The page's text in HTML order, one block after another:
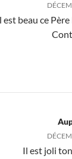
est beau ce
Il est joli